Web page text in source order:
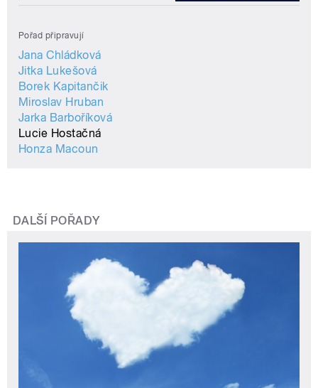
Pořad připravují
Jana Chládková
Jitka Lukešová
Borek Kapitančik
Miroslav Hruban
Jarka Barboříková
Lucie Hostačná
Honza Macoun
DALŠÍ POŘADY